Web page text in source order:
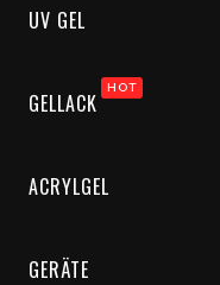
UV GEL
GELLACK
HOT
ACRYLGEL
GERÄTE